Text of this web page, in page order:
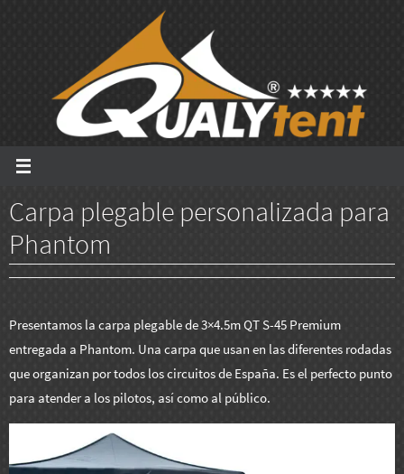
Carpa plegable personalizada para
Phantom
Presentamos la carpa plegable de 3×4.5m QT S-45 Premium
entregada a Phantom. Una carpa que usan en las diferentes rodadas
que organizan por todos los circuitos de España. Es el perfecto punto
para atender a los pilotos, así como al público.